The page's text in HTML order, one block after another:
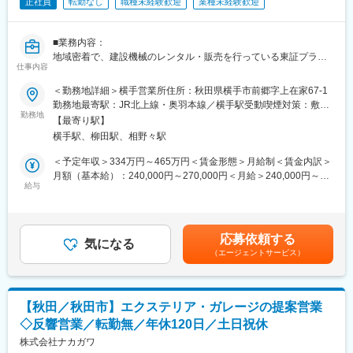
仕事内容
■業務内容：
地域密着で、建設機械のレンタル・販売を行っている東証プライ
を中心とした提案営業をお任せします。
◆営業手法
・お客様は主に地元の土木・建設関連会社になります。
1人当たり約10～20社程度を担当して頂きます。
・担当エリアは各事業所から1時間圏内で、業務には社用車を使用
していただきます。
緒に業務を行っていきながら覚えて頂きます。また、取引先メー
カー様による講習会の開催も実施しております。
とライフワークバランスを充実させられる環境です。
・必要な資格取得に掛かる費用は会社が負担します。ご自身のキ
ャリア形成に活用頂けます。
・社内研修(ビジネスマナー研修・外部研修)やOJTを通して、社員
勤務地
＜勤務地詳細＞横手営業所住所：秋田県横手市前郷字上在家67-1
勤務地最寄駅：JR北上線・奥羽本線／横手駅受動喫煙対策：敷地
内喫煙可能場所あり変更の範囲：会社の定める事業所
【最寄り駅】
横手駅、柳田駅、相野々駅
給与
＜予定年収＞334万円～465万円＜賃金形態＞月給制＜賃金内訳＞
月額（基本給）：240,000円～270,000円＜月給＞240,000円～
等により決定いたします。賃金はあくまでも目安の金額であり、
選考を通じて上下する可能性があります。月給(月額)は固定手当を
含めた表記です。
気になる 応募依頼する
（エージェントサービス）
【秋田／秋田市】エクステリア・ガレージの提案営業
◇反響営業／転勤無／年休120日／土日祝休
株式会社ナカガワ